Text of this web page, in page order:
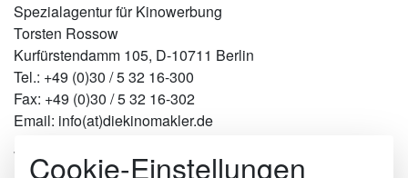
Spezialagentur für Kinowerbung
Torsten Rossow
Kurfürstendamm 105, D-10711 Berlin
Tel.: +49 (0)30 / 5 32 16-300
Fax: +49 (0)30 / 5 32 16-302
Email: info(at)diekinomakler.de
Werben in Städten
Cookie-Einstellungen